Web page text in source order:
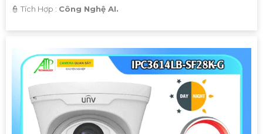
️👮 Tích Hợp : Công Nghệ AI.